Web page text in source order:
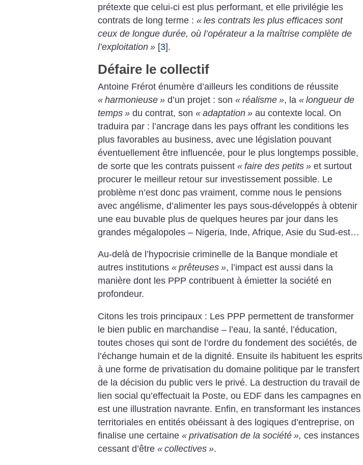
prétexte que celui-ci est plus performant, et elle privilégie les
contrats de long terme : « les contrats les plus efficaces sont
ceux de longue durée, où l’opérateur a la maîtrise complète de
l’exploitation » [3].
Défaire le collectif
Antoine Frérot énumère d’ailleurs les conditions de réussite
« harmonieuse » d’un projet : son « réalisme », la « longueur de
temps » du contrat, son « adaptation » au contexte local. On
traduira par : l’ancrage dans les pays offrant les conditions les
plus favorables au business, avec une législation pouvant
éventuellement être influencée, pour le plus longtemps possible,
de sorte que les contrats puissent « faire des petits » et surtout
procurer le meilleur retour sur investissement possible. Le
problème n’est donc pas vraiment, comme nous le pensions
avec angélisme, d’alimenter les pays sous-développés à obtenir
une eau buvable plus de quelques heures par jour dans les
grandes mégalopoles – Nigeria, Inde, Afrique, Asie du Sud-est…
Au-delà de l’hypocrisie criminelle de la Banque mondiale et
autres institutions « prêteuses », l’impact est aussi dans la
manière dont les PPP contribuent à émietter la société en
profondeur.
Citons les trois principaux : Les PPP permettent de transformer
le bien public en marchandise – l’eau, la santé, l’éducation,
toutes choses qui sont de l’ordre du fondement des sociétés, de
l’échange humain et de la dignité. Ensuite ils habituent les esprits
à une forme de privatisation du domaine politique par le transfert
de la décision du public vers le privé. La destruction du travail de
lien social qu’effectuait la Poste, ou EDF dans les campagnes en
est une illustration navrante. Enfin, en transformant les instances
territoriales en entités obéissant à des logiques d’entreprise, on
finalise une certaine « privatisation de la société », ces instances
cessant d’être « collectives ».